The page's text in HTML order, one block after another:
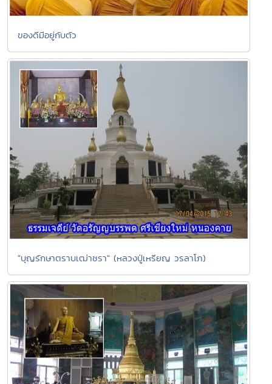
ของดีมีอยู่กับตัว
"บุญรักษาตราบเฒ่าชรา" (หลวงปู่เหรียญ วรลาโภ)